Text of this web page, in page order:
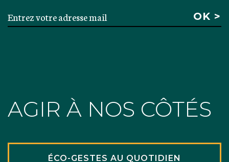
AGIR À NOS CÔTÉS
ÉCO-GESTES AU QUOTIDIEN